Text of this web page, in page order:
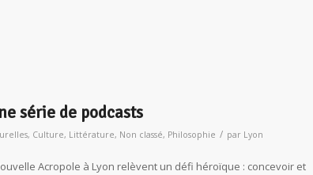
série de podcasts
, Culture, Littérature, Non classé, Philosophie / par Lyon
Acropole à Lyon relèvent un défi héroïque : concevoir et